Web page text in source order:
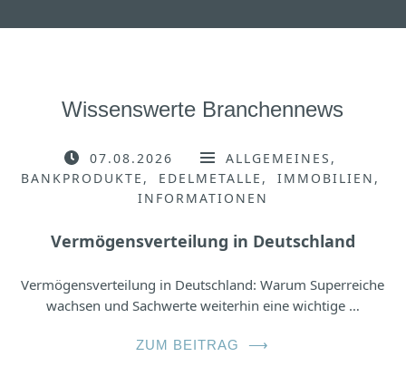
Wissenswerte Branchennews
07.08.2026
ALLGEMEINES
BANKPRODUKTE
EDELMETALLE
IMMOBILIEN
INFORMATIONEN
Vermögensverteilung in Deutschland
Vermögensverteilung in Deutschland: Warum Superreiche
wachsen und Sachwerte weiterhin eine wichtige …
ZUM BEITRAG ⟶